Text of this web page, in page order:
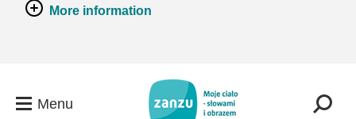
More information
Menu